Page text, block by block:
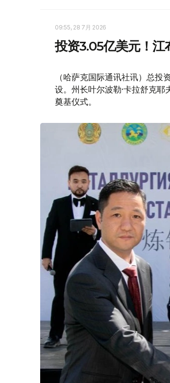
09:55, 28 7月 2026
投资3.05亿美元！江
（哈萨克国际通讯社讯）总
设。州长叶尔波勒·卡拉舒克
奠基仪式。